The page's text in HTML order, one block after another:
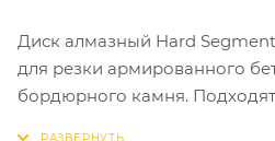
Диск алмазный Hard
для резки армированного
бордюрного камня. Подходят